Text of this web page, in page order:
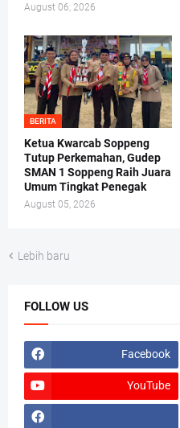
August 06, 2026
BERITA
Ketua Kwarcab Soppeng
Tutup Perkemahan, Gudep
SMAN 1 Soppeng Raih Juara
Umum Tingkat Penegak
August 05, 2026
Lebih baru
FOLLOW US
Facebook
YouTube